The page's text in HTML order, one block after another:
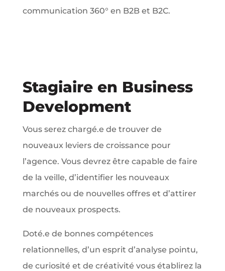
communication 360° en B2B et B2C.
Stagiaire en Business
Development
Vous serez chargé.e de trouver de
nouveaux leviers de croissance pour
l’agence. Vous devrez être capable de faire
de la veille, d’identifier les nouveaux
marchés ou de nouvelles offres et d’attirer
de nouveaux prospects.
Doté.e de bonnes compétences
relationnelles, d’un esprit d’analyse pointu,
de curiosité et de créativité vous établirez la